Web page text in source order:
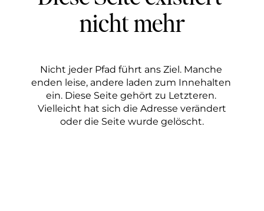
nicht mehr
Nicht jeder Pfad führt ans Ziel. Manche
enden leise, andere laden zum Innehalten
ein. Diese Seite gehört zu Letzteren.
Vielleicht hat sich die Adresse verändert
oder die Seite wurde gelöscht.